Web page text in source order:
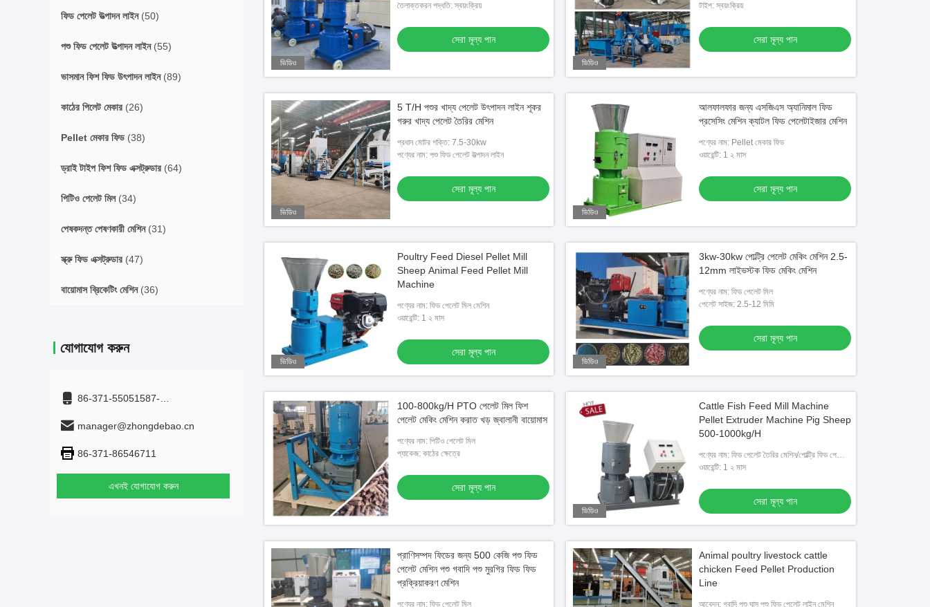
ফিড পেলেট উত্পাদন লাইন(50)
পশু ফিড পেলেট উত্পাদন লাইন(55)
ভাসমান ফিশ ফিড উৎপাদন লাইন(89)
কাঠের পিলেট মেকার (26)
Pellet মেকার ফিড (38)
ড্রাই টাইপ ফিশ ফিড এক্সট্রুডার (64)
পিটিও পেলেট মিল(34)
পেষকদন্ত পেষণকারী মেশিন(31)
স্ক্রু ফিড এক্সট্রুডার (47)
বায়োমাস ব্রিকেটিং মেশিন(36)
যোগাযোগ করুন
86-371-55051587-
manager@zhongdebao.cn
86-371-86546711
এখনই যোগাযোগ করুন
ভিডিও
তৈলাক্তকরন পদ্ধতি: স্বয়ংক্রিয়
সেরা মূল্য পান
ভিডিও
টাইপ: স্বয়ংক্রিয়
সেরা মূল্য পান
ভিডিও
5 T/H পশুর খাদ্য পেলেট উৎপাদন লাইন শূকর
গরুর খাদ্য পেলেট তৈরির মেশিন
প্রধান মোটর শক্তি: 7.5-30kw
পণ্যের নাম: পশু ফিড পেলেট উত্পাদন লাইন
সেরা মূল্য পান
ভিডিও
আলফালফার জন্য এসজিএস অ্যানিমাল ফিড
প্রসেসিং মেশিন ক্যাটল ফিড পেলেটাইজার মেশিন
পণ্যের নাম: Pellet মেকার ফিড
ওয়ারেন্টি: 1 ২ মাস
সেরা মূল্য পান
ভিডিও
Poultry Feed Diesel Pellet Mill
Sheep Animal Feed Pellet Mill
Machine
পণ্যের নাম: ফিড পেলেট মিল মেশিন
ওয়ারেন্টি: 1 ২ মাস
সেরা মূল্য পান
ভিডিও
3kw-30kw পোল্ট্রি পেলেট মেকিং মেশিন 2.5-
12mm লাইভস্টক ফিড মেকিং মেশিন
পণ্যের নাম: ফিড পেলেট মিল
পেলেট সাইজ: 2.5-12 মিমি
সেরা মূল্য পান
100-800kg/H PTO পেলেট মিল ফিশ
পেলেট মেকিং মেশিন করাত খড় জ্বালানী বায়োমাস
পণ্যের নাম: পিটিও পেলেট মিল
প্যাকেজ: কাঠের ক্ষেত্রে
সেরা মূল্য পান
ভিডিও
Cattle Fish Feed Mill Machine
Pellet Extruder Machine Pig Sheep
500-1000kg/H
পণ্যের নাম: ফিড পেলেট তৈরির মেশিন/পোল্ট্রি ফিড পেলেট
মিলকে কেন্দ্রীভূত করে
ওয়ারেন্টি: 1 ২ মাস
সেরা মূল্য পান
প্রাণিসম্পদ ফিডের জন্য 500 কেজি পশু ফিড
পেলেট মেশিন পশু গবাদি পশু মুরগির ফিড ফিড
প্রক্রিয়াকরণ মেশিন
পণ্যের নাম: ফিড পেলেট মিল
Animal poultry livestock cattle
chicken Feed Pellet Production
Line
আবেদন: গবাদি পশু ঘাস পশু ফিড পেলেট লাইন মেশিন